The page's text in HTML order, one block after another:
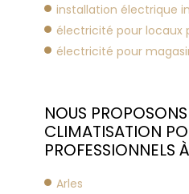
installation électrique
électricité pour locaux
électricité pour
NOUS
CLIMATISATION
PROFESSIONNELS
Arles